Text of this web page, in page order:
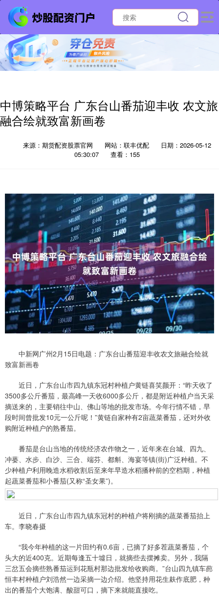
中博策略平台 广东台山番茄迎丰收 农文旅
融合绘就致富新画卷
来源：期货配资股票官网 网站：联丰优配
日期：2026-05-12
05:30:07
查看：155
中新网广州2月15日电题：广东台山番茄迎丰收农文旅融合绘就
致富新画卷
近日，广东台山市四九镇东冠村种植户黄链喜笑颜开：“昨天收了
3500多公斤番茄，最高峰一天收6000多公斤，都是附近种植户当天采
摘送来的，主要销往中山、佛山等地的批发市场。今年行情不错，早
段时间曾批发10元一公斤呢！”黄链自家种有2亩蔬菜番茄，还对外收
购附近种植户的熟番茄。
番茄是台山当地的传统经济农作物之一，近年来在台城、四九、
冲蒌、水步、白沙、三合、端芬、都斛、海宴等镇(街)广泛种植。不
少种植户利用晚造水稻收割后至来年早造水稻播种前的空档期，种植
起蔬菜番茄和小番茄(又称“圣女果”)。
近日，广东台山市四九镇东冠村的种植户将刚摘的蔬菜番茄抬上
车。李晓春摄
“我今年种植的这一片田约有0.6亩，已摘了好多茬蔬菜番茄，个
头大的近400克。近期每逢五十墟日，就摘些去摆摊卖。另外，我隔
三岔五会摘些熟番茄运到花瓶村那边批发给收购商。”台山四九镇车蓢
恒丰村种植户刘浩然一边采摘一边介绍。他坚持用花生麸作底肥，种
出的番茄个大饱满、酸甜可口，摘下来就能直接吃。